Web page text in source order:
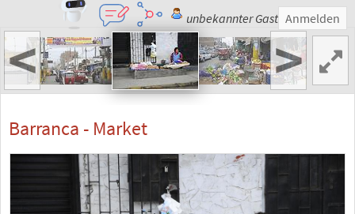
unbekannter Gast Anmelden
< >
Barranca - Market